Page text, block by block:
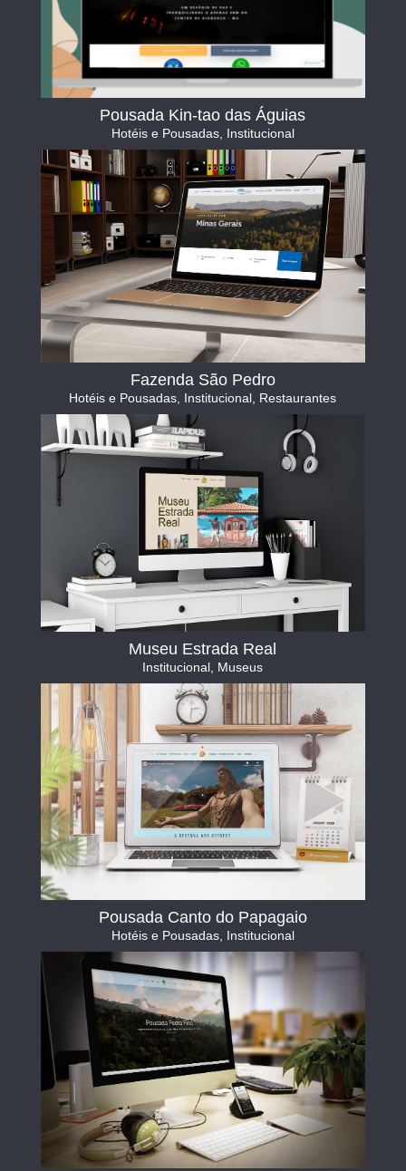
Pousada Kin-tao das Águias
Hotéis e Pousadas, Institucional
Fazenda São Pedro
Hotéis e Pousadas, Institucional, Restaurantes
Museu Estrada Real
Institucional Museus
Pousada Canto do Papagaio
Hotéis e Pousadas, Institucional